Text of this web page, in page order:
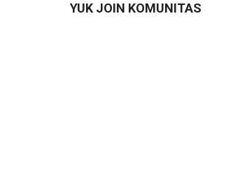
YUK JOIN KOMUNITAS